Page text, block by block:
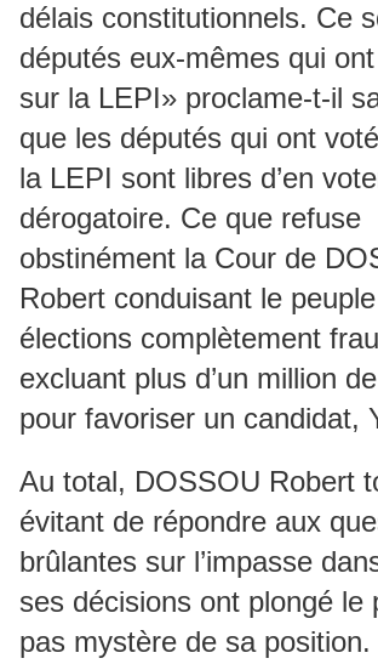
délais constitutionnels. Ce
députés eux-mêmes qui
sur la LEPI» proclame-t-il
que les députés qui ont
la LEPI sont libres d’en
dérogatoire. Ce que refuse
obstinément la Cour de
Robert conduisant le
élections complètement
excluant plus d’un million
pour favoriser un candidat,
Au total, DOSSOU Robert
évitant de répondre aux
brûlantes sur l’impasse
ses décisions ont plongé le
pas mystère de sa